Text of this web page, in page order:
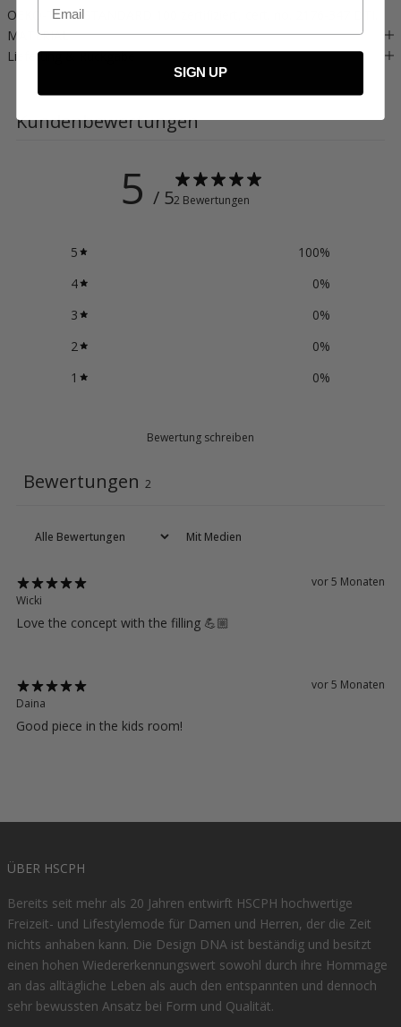
OEKO-TEX® STANDARD 100 zertifiziert, cert. no. 2176-347 DTI.
MATERIAL
Lieferung & Rückgabe
Kundenbewertungen
5 / 52 Bewertungen
5 100%
4
0%
3
0%
2
0%
1
0%
Bewertung schreiben
Bewertungen 2
Mit Medien
vor 5 Monaten
Wicki
Love the concept with the filling 💪🏼
vor 5 Monaten
Daina
Good piece in the kids room!
ÜBER HSCPH
Bereits seit mehr als 20 Jahren entwirft HSCPH hochwertige
Freizeit- und Lifestylemode für Damen und Herren, der die Zeit
nichts anhaben kann. Die Design DNA ist beständig und besitzt
einen hohen Wiedererkennungswert sowohl durch ihre Hommage
an das alltägliche Leben als auch den entspannten und dennoch
sehr bewussten Ansatz bei Form und Qualität.
SIGN UP